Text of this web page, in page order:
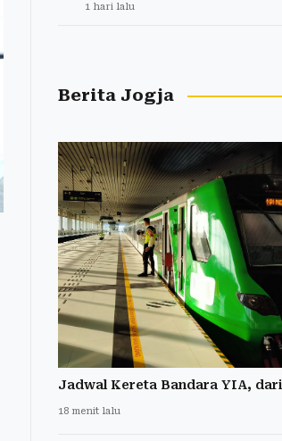
1 hari lalu
Berita Jogja
Jadwal Kereta Bandara YIA, dari
18 menit lalu